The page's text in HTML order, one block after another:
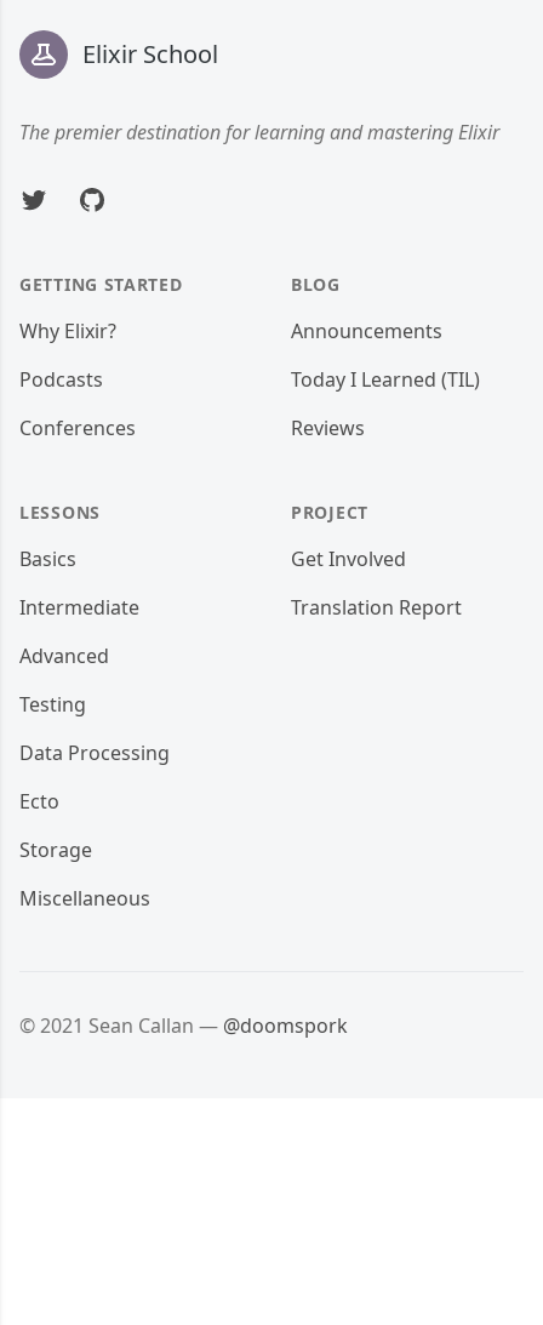
Elixir School
The premier destination for learning and mastering Elixir
TwitterGitHub
GETTING STARTED
Why Elixir?
Podcasts
Conferences
LESSONS
Basics
Intermediate
Advanced
Testing
Data Processing
Ecto
Storage
Miscellaneous
BLOG
Announcements
Today I Learned (TIL)
Reviews
PROJECT
Get Involved
Translation Report
© 2021 Sean Callan — @doomspork